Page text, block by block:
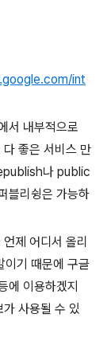
int
서 내부적으로
좋은 서비스 만
나 public
블리슁은 가능하
제 어디서 올리
이기 때문에 구글
에 이용하겠지
사용될 수 있